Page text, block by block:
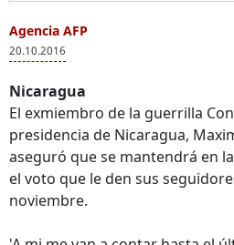
Agencia AFP
20.10.2016
Nicaragua
El exmiembro de la guerrilla
presidencia de Nicaragua,
aseguró que se mantendrá en
el voto que le den sus
noviembre.